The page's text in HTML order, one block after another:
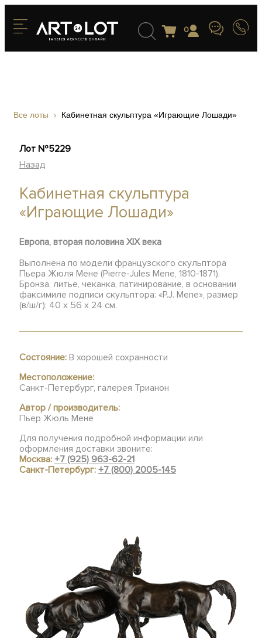
0
Все лоты Кабинетная скульптура «Играющие Лошади»
Лот №5229
Назад
Кабинетная скульптура
«Играющие Лошади»
Европа, вторая половина XIX века
Выполнена по модели французского скульптора
Пьера Жюля Мене (Pierre-Jules Mеne, 1810-1871).
Бронза, литье, чеканка, патинирование, в основании
факсимиле подписи скульптора: «P.J. Mene», размер
(в/ш/г): 40 х 56 х 24 см.
Состояние: В хорошей сохранности
Местоположение:
Санкт-Петербург, галерея Трианон
Автор / производитель:
Пьер Жюль Мене
Для получения подробной информации или
оформления доставки звоните:
Москва:+7 (925) 963-62-21
Санкт-Петербург:+7 (800) 2005-145